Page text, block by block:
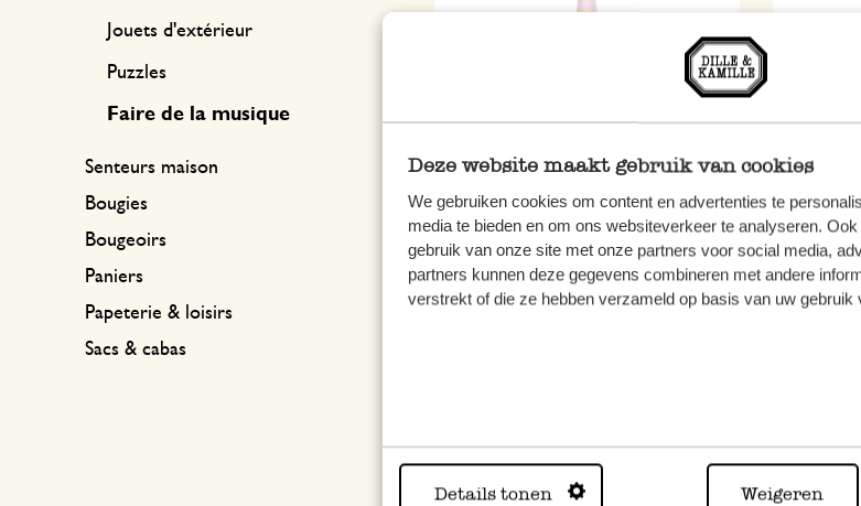
Deze website maakt gebruik van cookies
We gebruiken cookies om content en advertenties te
media te bieden en om ons websiteverkeer te analyseren.
gebruik van onze site met onze partners voor social media,
partners kunnen deze gegevens combineren met andere
verstrekt of die ze hebben verzameld op basis van uw gebruik
Details tonen Weigeren
Jouets d'extérieur
Puzzles
Faire de la musique
Senteurs maison
Bougies
Bougeoirs
Paniers
Papeterie & loisirs
Sacs & cabas
Flûte à bec, bois FSC, 30 cm
6,95 €
Maraca,
jaunes
4,95 €